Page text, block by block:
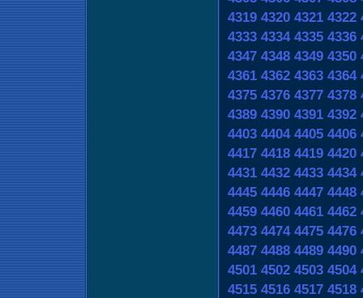
4319 4320 4321 4322
4333 4334 4335 4336
4347 4348 4349 4350
4361 4362 4363 4364
4375 4376 4377 4378
4389 4390 4391 4392
4403 4404 4405 4406
4417 4418 4419 4420
4431 4432 4433 4434
4445 4446 4447 4448
4459 4460 4461 4462
4473 4474 4475 4476
4487 4488 4489 4490
4501 4502 4503 4504
4515 4516 4517 4518